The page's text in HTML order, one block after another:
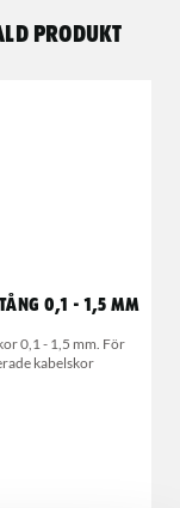
produkt
0,1 - 1,5 mm
0,1 - 1,5 mm. För
kabelskor